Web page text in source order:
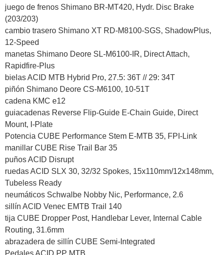
juego de frenos Shimano BR-MT420, Hydr. Disc Brake
(203/203)
cambio trasero Shimano XT RD-M8100-SGS, ShadowPlus,
12-Speed
manetas Shimano Deore SL-M6100-IR, Direct Attach,
Rapidfire-Plus
bielas ACID MTB Hybrid Pro, 27.5: 36T // 29: 34T
piñón Shimano Deore CS-M6100, 10-51T
cadena KMC e12
guiacadenas Reverse Flip-Guide E-Chain Guide, Direct
Mount, I-Plate
Potencia CUBE Performance Stem E-MTB 35, FPI-Link
manillar CUBE Rise Trail Bar 35
puños ACID Disrupt
ruedas ACID SLX 30, 32/32 Spokes, 15x110mm/12x148mm,
Tubeless Ready
neumáticos Schwalbe Nobby Nic, Performance, 2.6
sillín ACID Venec EMTB Trail 140
tija CUBE Dropper Post, Handlebar Lever, Internal Cable
Routing, 31.6mm
abrazadera de sillín CUBE Semi-Integrated
Pedales ACID PP MTB